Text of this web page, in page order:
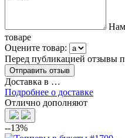
товаре
Оцените товар:
Перед публикацией отзывы
Доставка в …
Подробнее о доставке
Отлично дополняют
--13%